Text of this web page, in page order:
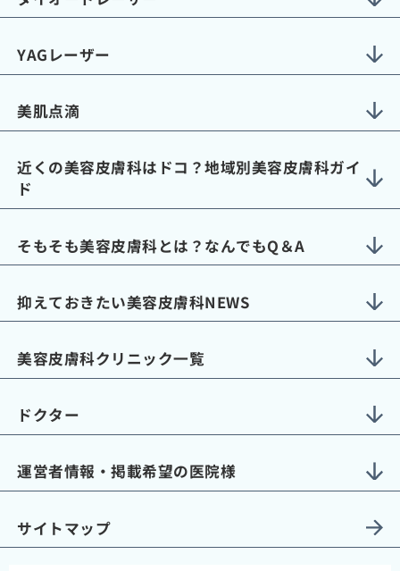
YAGレーザー
美肌点滴
近くの美容皮膚科はドコ？地域別美容皮膚科ガイ
ド
そもそも美容皮膚科とは？なんでもQ＆A
抑えておきたい美容皮膚科NEWS
美容皮膚科クリニック一覧
ドクター
運営者情報・掲載希望の医院様
サイトマップ